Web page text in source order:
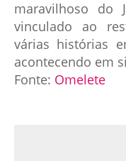
maravilhoso do
vinculado ao
várias histórias
acontecendo em
Fonte: Omelete